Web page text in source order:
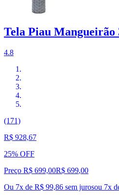
Tela Piau Mangueirão
4.8
(171)
R$ 928,67
25% OFF
Preço R$ 699,00R$ 699,00
Ou 7x de R$ 99,86 sem jurosou 7x